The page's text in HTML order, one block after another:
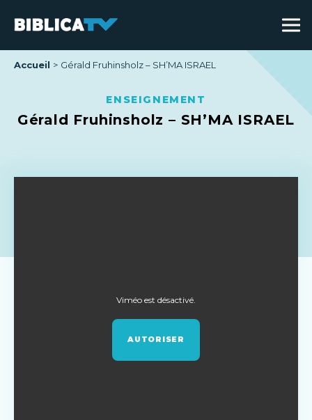
Accueil Gérald Fruhinsholz – SH’MA ISRAEL
ENSEIGNEMENT
Gérald Fruhinsholz – SH’MA ISRAEL
Viméo est désactivé.
AUTORISER